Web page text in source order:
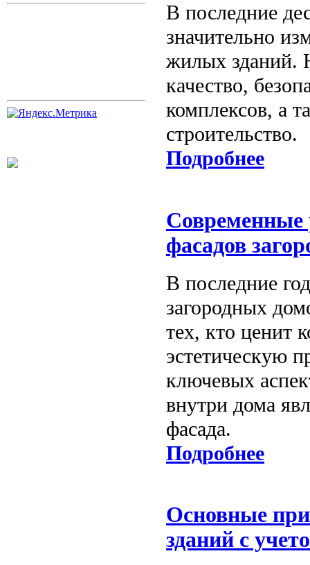
В последние
значительно
жилых зданий.
качество,
комплексов, а
строительство.
Подробнее
Современные
фасадов
В последние
загородных
тех, кто ценит
эстетическую
ключевых
внутри дома
фасада.
Подробнее
Основные
зданий с